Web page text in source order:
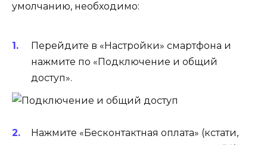
умолчанию, необходимо:
Перейдите в «Настройки» смартфона и
нажмите по «Подключение и общий
доступ».
Нажмите «Бесконтактная оплата» (кстати,